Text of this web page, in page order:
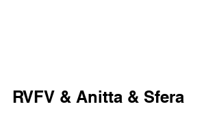
RVFV & Anitta & Sfera